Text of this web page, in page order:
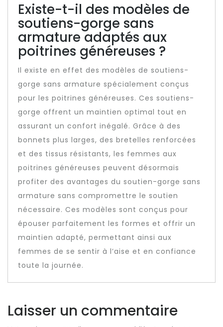
Existe-t-il des modèles de
soutiens-gorge sans
armature adaptés aux
poitrines généreuses ?
Il existe en effet des modèles de soutiens-
gorge sans armature spécialement conçus
pour les poitrines généreuses. Ces soutiens-
gorge offrent un maintien optimal tout en
assurant un confort inégalé. Grâce à des
bonnets plus larges, des bretelles renforcées
et des tissus résistants, les femmes aux
poitrines généreuses peuvent désormais
profiter des avantages du soutien-gorge sans
armature sans compromettre le soutien
nécessaire. Ces modèles sont conçus pour
épouser parfaitement les formes et offrir un
maintien adapté, permettant ainsi aux
femmes de se sentir à l’aise et en confiance
toute la journée.
Laisser un commentaire